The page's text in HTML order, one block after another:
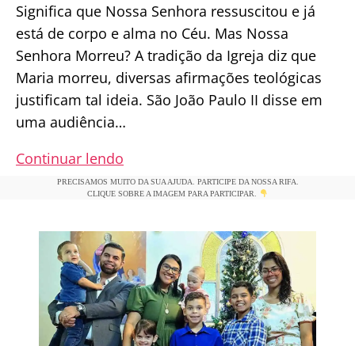
Significa que Nossa Senhora ressuscitou e já
está de corpo e alma no Céu. Mas Nossa
Senhora Morreu? A tradição da Igreja diz que
Maria morreu, diversas afirmações teológicas
justificam tal ideia. São João Paulo II disse em
uma audiência…
Continuar lendo
morreu
a
Maria
de
acordo
com
São
PRECISAMOS MUITO DA SUA AJUDA. PARTICIPE DA NOSSA RIFA.
CLIQUE SOBRE A IMAGEM PARA PARTICIPAR.